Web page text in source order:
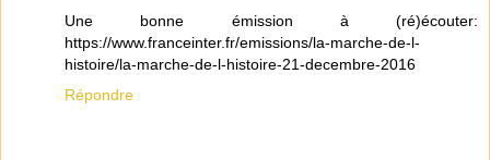
Une bonne émission à (ré)écouter:
https://www.franceinter.fr/emissions/la-marche-de-l-
histoire/la-marche-de-l-histoire-21-decembre-2016
Répondre